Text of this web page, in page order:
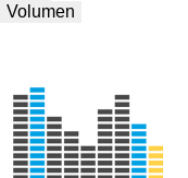
Volumen